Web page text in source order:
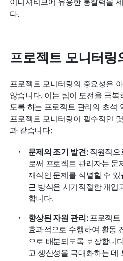
다.
프로젝트 모니터링
프로젝트 모니터링의 중요성은
않습니다. 이는 팀이 도전을 극복
도록 하는 프로젝트 관리의 초석
프로젝트 모니터링이 필수적인
과 같습니다:
문제의 조기 발견: 직원적으
로써 프로젝트 관리자는 문
재적인 문제를 식별할 수
근 방식은 시기적절한 개입
합니다.
향상된 자원 관리: 프로젝트
효과적으로 수행하여 활동
으로 배분되도록 보장합니
고 생산성을 극대화하는 데